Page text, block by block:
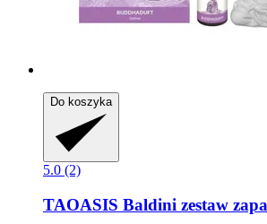
Do koszyka
5.0 (2)
TAOASIS Baldini zestaw